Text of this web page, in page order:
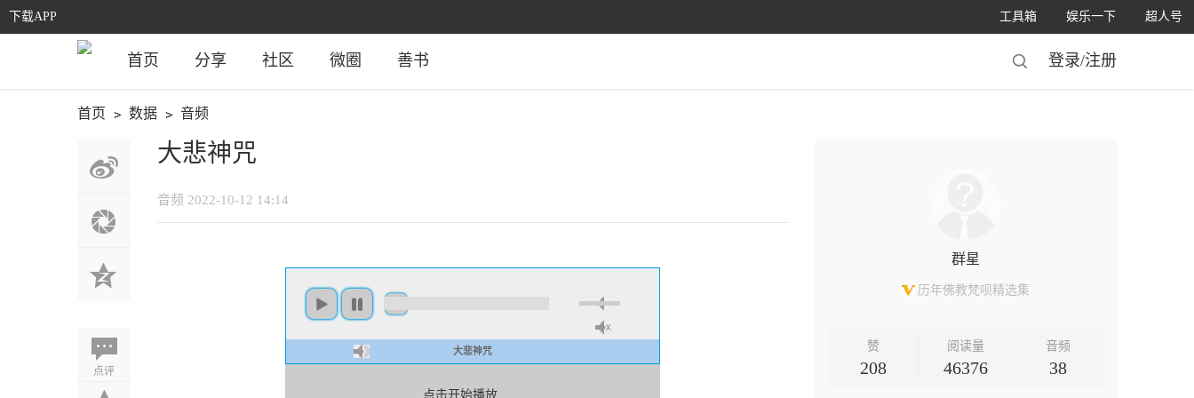
下载APP 超人号
娱乐一下
工具箱
首页 分享 社区 微圈 善书 登录/注册
首页 数据 音频
›
点评
大悲神咒
音频 2022-10-12 14:14
大悲神咒
点击开始播放……
群星
历年佛教梵呗精选集
赞
208
阅读量
46376
音频
38